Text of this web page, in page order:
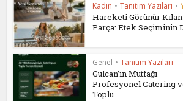
Kadın • Tanıtım Yazıları •
Hareketi Görünür Kılan
Parça: Etek Seçiminin
Genel • Tanıtım Yazıları
Gülcan’ın Mutfağı –
Profesyonel Catering
Toplu...